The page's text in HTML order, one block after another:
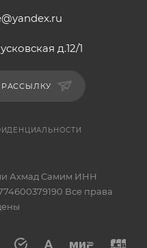
д.12/1
Ахмад Самим ИНН
Все права